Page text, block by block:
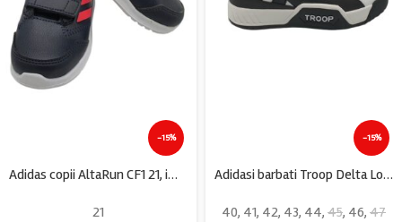
-15%
Adidas copii AltaRun CF1 21, imitatie de piele, negru
21
-15%
Adidasi barbati Troop Delta Low, imitatie de piele, alb negru
40, 41, 42, 43, 44, 45, 46, 47